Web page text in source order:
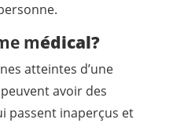
médical?
atteintes d’une
avoir des
passent inaperçus et